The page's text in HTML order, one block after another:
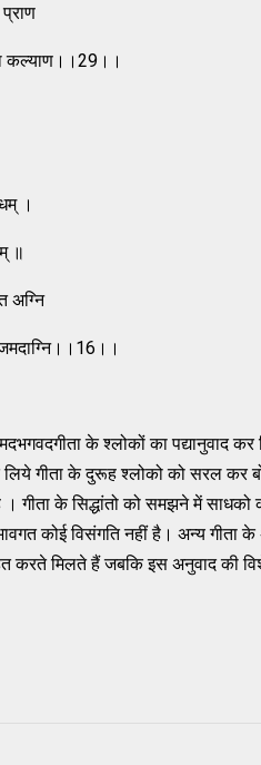
कल्याण।।29।।
।
॥
अग्नि
के श्लोकों का पद्यानुवाद कर
गीता के दुरूह श्लोको को सरल कर
गीता के सिद्धांतो को समझने में साधको
कोई विसंगति नहीं है। अन्य गीता के
मिलते हैं जबकि इस अनुवाद की